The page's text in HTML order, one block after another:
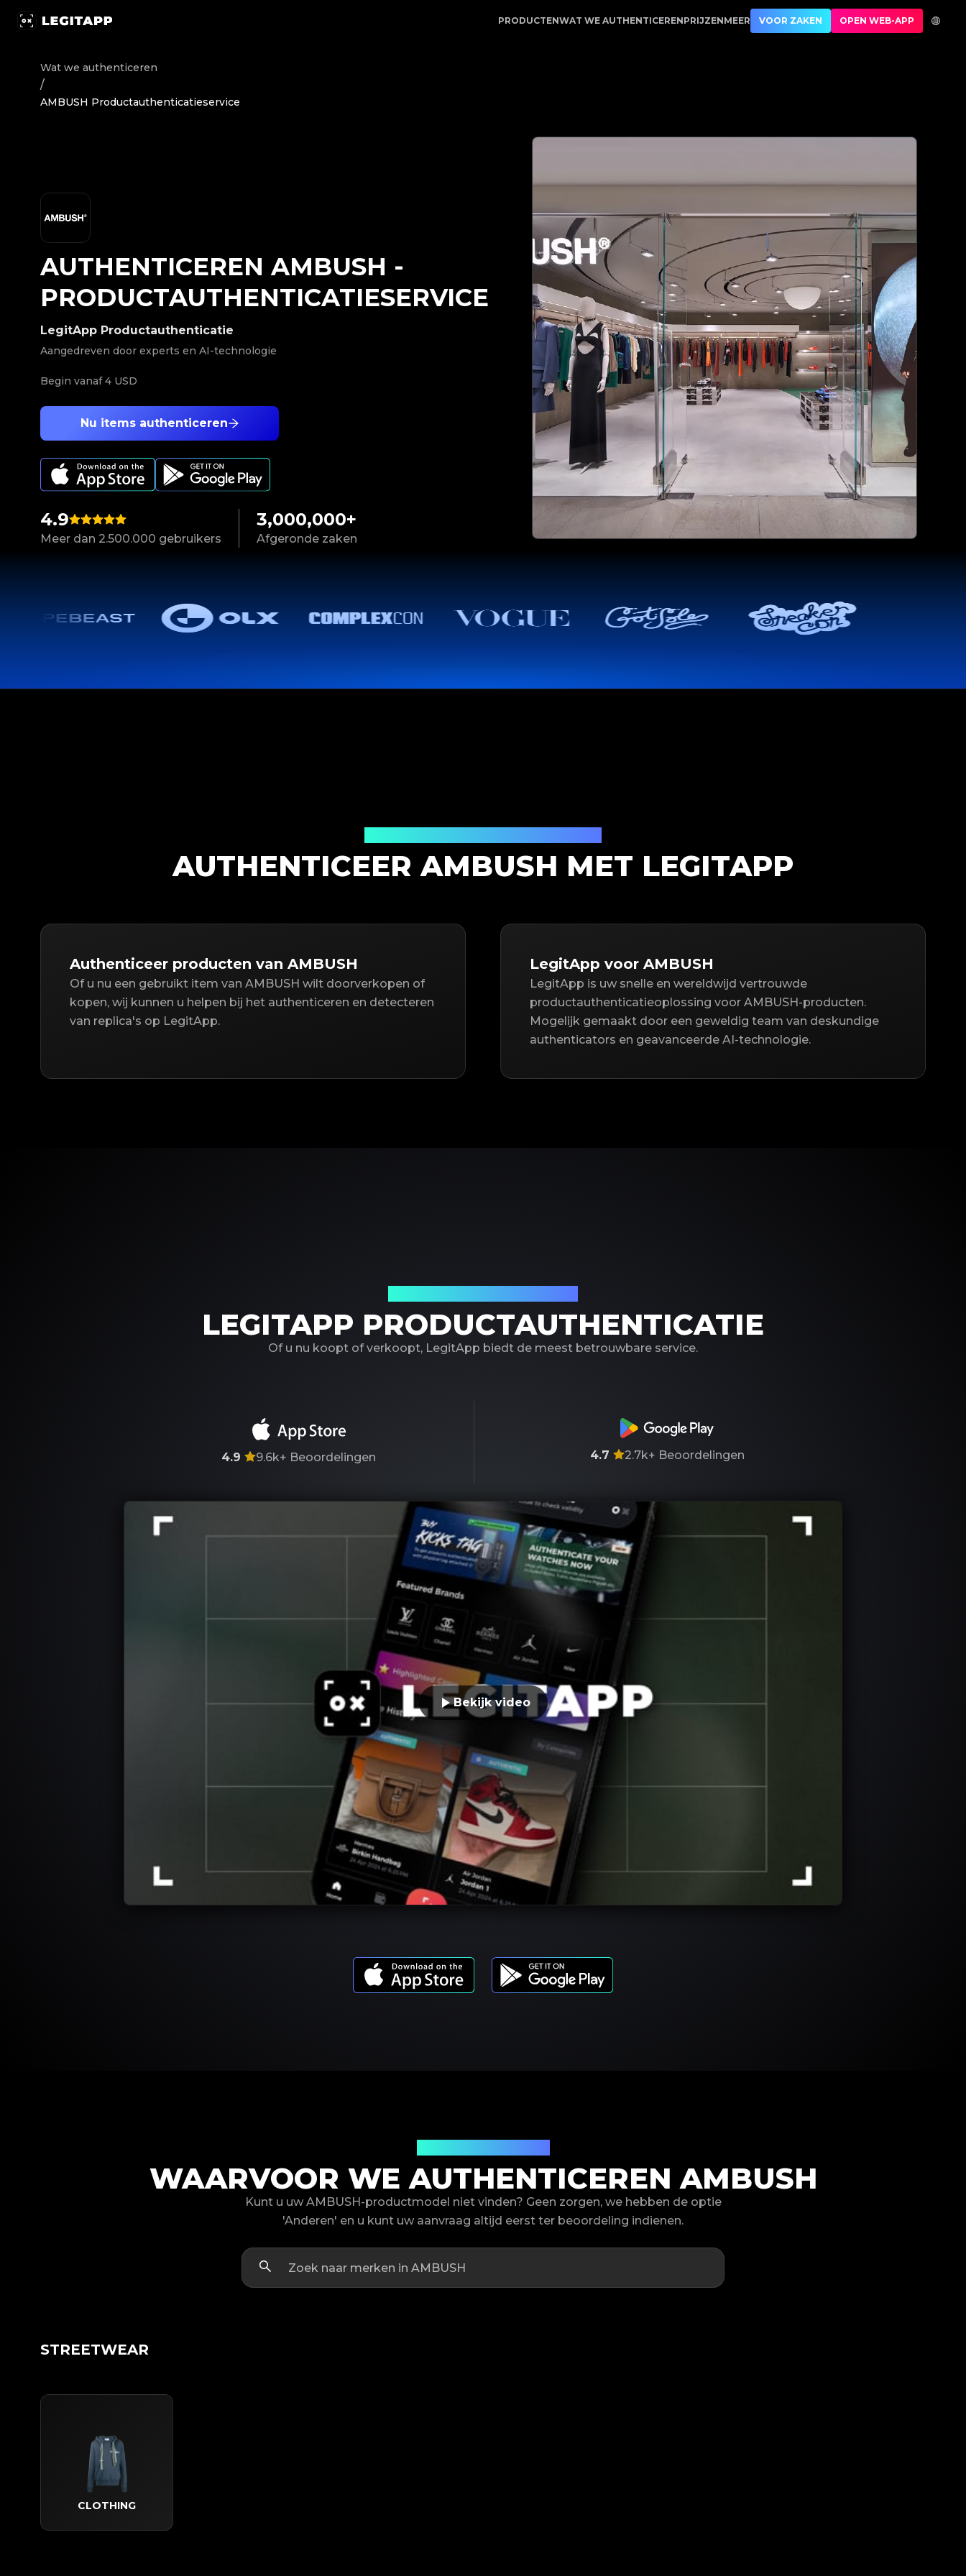
Authenticeren AMBUSH - Productauthenticatieservice | LegitApp | Uw betrouwbare partner voor luxe productauthenticatie | No.1 Best Authentication
PRODUCTENWAT WE AUTHENTICERENPRIJZENMEER VOOR ZAKEN OPEN WEB-APP
Wat we authenticeren
/
AMBUSH Productauthenticatieservice
4.9
Meer dan 2.500.000 gebruikers
3,000,000+
Afgeronde zaken
Nu items authenticeren
LegitApp Productauthenticatie
Aangedreven door experts en AI-technologie
Begin vanaf4 USD
AUTHENTICEREN AMBUSH -
PRODUCTAUTHENTICATIESERVICE
AUTHENTICEER AMBUSH MET LEGITAPP
Authenticeer producten van AMBUSH
Of u nu een gebruikt item van AMBUSH wilt doorverkopen of
kopen, wij kunnen u helpen bij het authenticeren en detecteren
van replica's op LegitApp.
LegitApp voor AMBUSH
LegitApp is uw snelle en wereldwijd vertrouwde
productauthenticatieoplossing voor AMBUSH-producten.
Mogelijk gemaakt door een geweldig team van deskundige
authenticators en geavanceerde AI-technologie.
LEGITAPP PRODUCTAUTHENTICATIE
Of u nu koopt of verkoopt, LegitApp biedt de meest betrouwbare service.
4.9 9.6k+ Beoordelingen 4.7 2.7k+ Beoordelingen
Bekijk video
WAARVOOR WE AUTHENTICEREN AMBUSH
Kunt u uw AMBUSH-productmodel niet vinden? Geen zorgen, we hebben de optie
'Anderen' en u kunt uw aanvraag altijd eerst ter beoordeling indienen.
STREETWEAR
CLOTHING